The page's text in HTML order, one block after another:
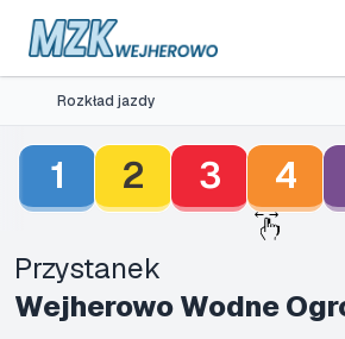
Rozkład jazdy
1 2 3 4
Przystanek
Wejherowo Wodne